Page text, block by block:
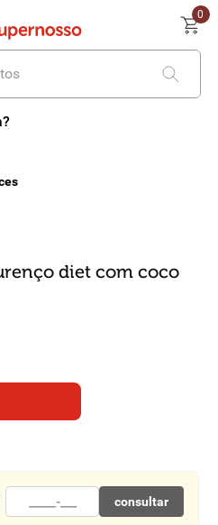
0
diet com coco
consultar